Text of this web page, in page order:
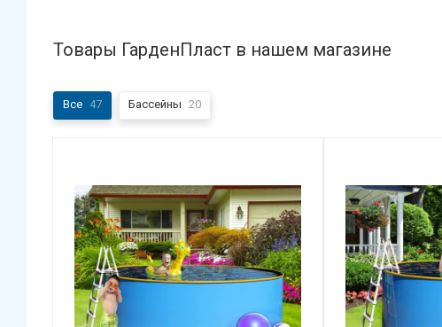
Товары ГарденПласт в нашем магазине
Все 47 Бассейны 20